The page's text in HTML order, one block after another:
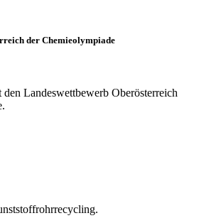
der Chemieolympiade
Landeswettbewerb Oberösterreich